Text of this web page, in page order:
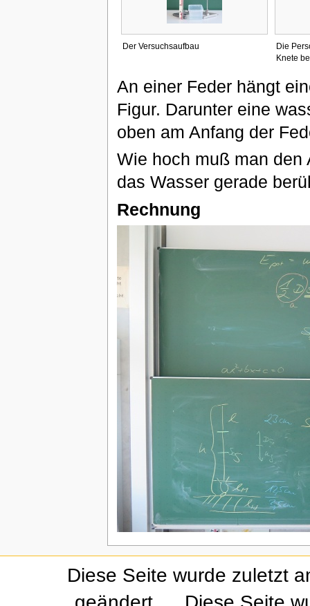
Der Versuchsaufbau
Die
Knete
An einer Feder hängt
Figur. Darunter eine
oben am Anfang der
Wie hoch muß man den
das Wasser gerade
Rechnung
Diese Seite wurde zuletzt